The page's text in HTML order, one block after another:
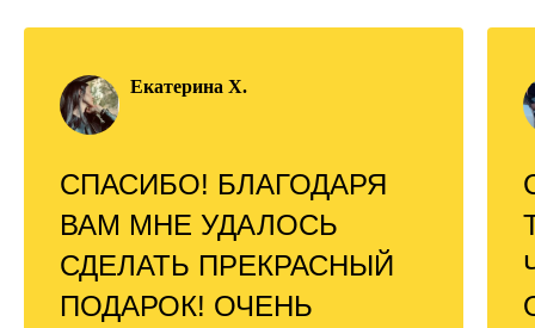
Екатерина Х.
СПАСИБО! БЛАГОДАРЯ
ВАМ МНЕ УДАЛОСЬ
СДЕЛАТЬ ПРЕКРАСНЫЙ
ПОДАРОК! ОЧЕНЬ